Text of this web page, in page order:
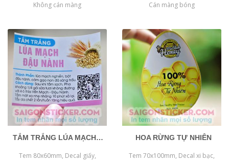
Không cán màng
Cán màng bóng
TẮM TRẮNG LÚA MẠCH ĐẬU NÀNH
Tem 80x60mm, Decal giấy,
HOA RỪNG TỰ NHIÊN
Tem 70x100mm, Decal xi bạc,